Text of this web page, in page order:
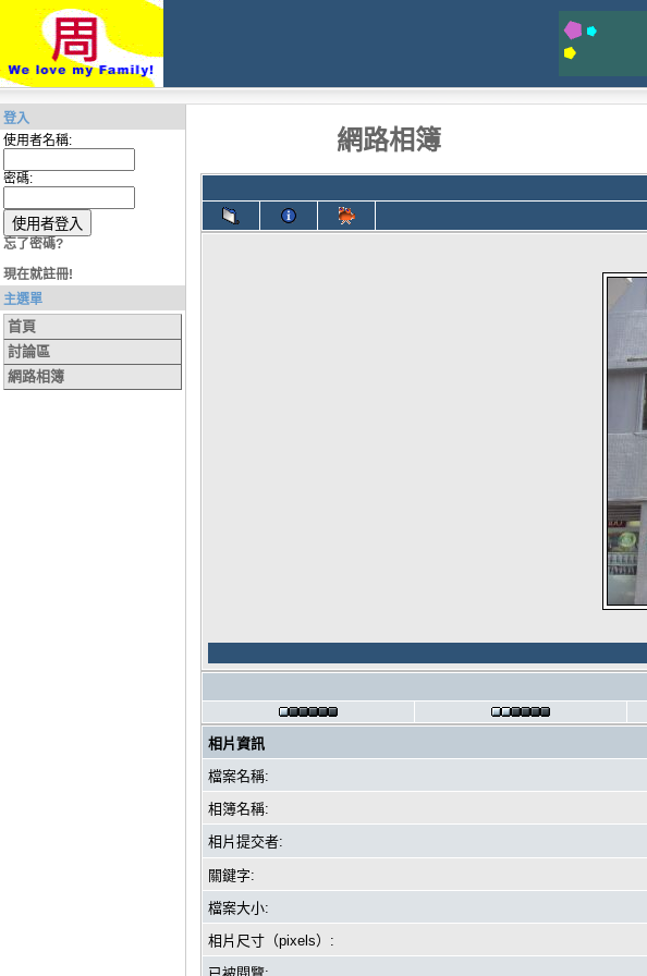
登入
使用者名稱:
密碼:
忘了密碼?
現在就註冊!
主選單
首頁
討論區
網路相簿
網路相簿
相片資訊
檔案名稱:
相簿名稱:
相片提交者:
關鍵字:
檔案大小:
相片尺寸（pixels）: